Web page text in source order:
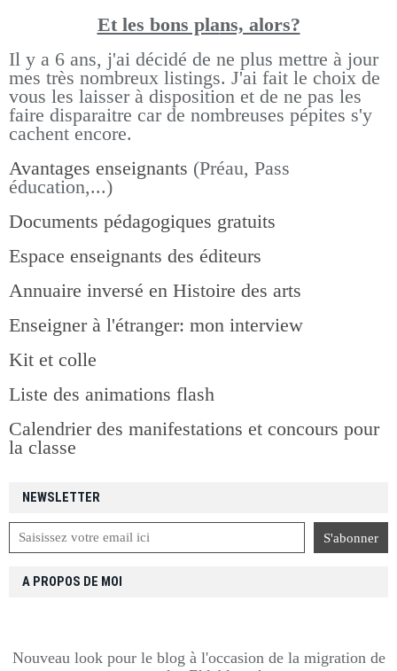
NEWSLETTER
Et les bons plans, alors?
Il y a 6 ans, j'ai décidé de ne plus mettre à jour
mes très nombreux listings. J'ai fait le choix de
vous les laisser à disposition et de ne pas les
faire disparaitre car de nombreuses pépites s'y
cachent encore.
Avantages enseignants (Préau, Pass
éducation,...)
Documents pédagogiques gratuits
Espace enseignants des éditeurs
Annuaire inversé en Histoire des arts
Enseigner à l'étranger: mon interview
Kit et colle
Liste des animations flash
Calendrier des manifestations et concours pour
la classe
A PROPOS DE MOI
Nouveau look pour le blog à l'occasion de la migration de